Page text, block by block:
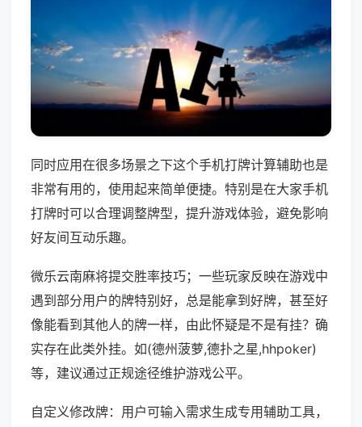
同时应用在很多场景之下这个手机打牌计算辅助也是
非常有用的，使用起来简单便捷。特别是在大家手机
打牌时可以合理调整牌型，提升游戏体验，避免影响
好友间互动乐趣。
微乐云南麻将提交胜率技巧；一些玩家反映在游戏中
遇到部分用户的牌特别好，总是能拿到好牌，甚至好
像能看到其他人的牌一样，由此怀疑是不是有挂？确
实存在此类外挂。如(德州菠萝,德扑之星,hhpoker)
等，建议通过正规途径维护游戏公平。
自定义修改牌：用户可输入需求生成专用辅助工具，